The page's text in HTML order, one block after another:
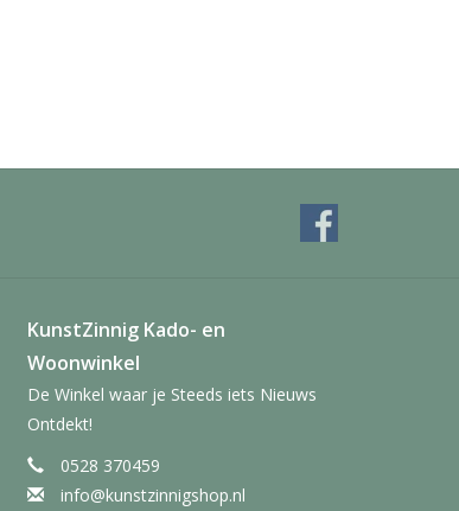
KunstZinnig Kado- en
Woonwinkel
De Winkel waar je Steeds iets Nieuws
Ontdekt!
0528 370459
info@kunstzinnigshop.nl